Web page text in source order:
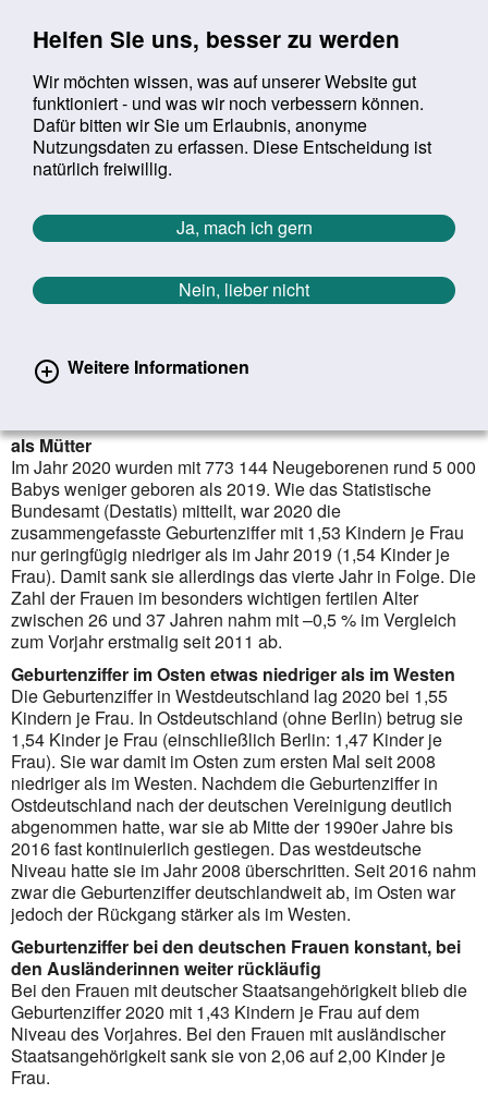
Helfen Sie uns, besser zu werden
Wir möchten wissen, was auf unserer Website gut
funktioniert - und was wir noch verbessern können.
Dafür bitten wir Sie um Erlaubnis, anonyme
Nutzungsdaten zu erfassen. Diese Entscheidung ist
natürlich freiwillig.
Ja, mach ich gern
Nein, lieber nicht
Weitere Informationen
Suchbegriff:
Sie befinden sich hier:
Startseite Aktuelles Aktuelle Meldungen
Aktuelle Meldungen
Zurück zur Übersicht erster
vorheriger
1239/1627
Geburtenziffer 2020 leicht rückläufig
als Mütter
Im Jahr 2020 wurden mit 773 144 Neugeborenen rund 5 000
Babys weniger geboren als 2019. Wie das Statistische
Bundesamt (Destatis) mitteilt, war 2020 die
zusammengefasste Geburtenziffer mit 1,53 Kindern je Frau
nur geringfügig niedriger als im Jahr 2019 (1,54 Kinder je
Frau). Damit sank sie allerdings das vierte Jahr in Folge. Die
Zahl der Frauen im besonders wichtigen fertilen Alter
zwischen 26 und 37 Jahren nahm mit –0,5 % im Vergleich
zum Vorjahr erstmalig seit 2011 ab.
Geburtenziffer im Osten etwas niedriger als im Westen
Die Geburtenziffer in Westdeutschland lag 2020 bei 1,55
Kindern je Frau. In Ostdeutschland (ohne Berlin) betrug sie
1,54 Kinder je Frau (einschließlich Berlin: 1,47 Kinder je
Frau). Sie war damit im Osten zum ersten Mal seit 2008
niedriger als im Westen. Nachdem die Geburtenziffer in
Ostdeutschland nach der deutschen Vereinigung deutlich
abgenommen hatte, war sie ab Mitte der 1990er Jahre bis
2016 fast kontinuierlich gestiegen. Das westdeutsche
Niveau hatte sie im Jahr 2008 überschritten. Seit 2016 nahm
zwar die Geburtenziffer deutschlandweit ab, im Osten war
jedoch der Rückgang stärker als im Westen.
Geburtenziffer bei den deutschen Frauen konstant, bei
den Ausländerinnen weiter rückläufig
Bei den Frauen mit deutscher Staatsangehörigkeit blieb die
Geburtenziffer 2020 mit 1,43 Kindern je Frau auf dem
Niveau des Vorjahres. Bei den Frauen mit ausländischer
Staatsangehörigkeit sank sie von 2,06 auf 2,00 Kinder je
Frau.